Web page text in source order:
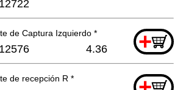
de Captura Izquierdo * +
4.36
de recepción R *